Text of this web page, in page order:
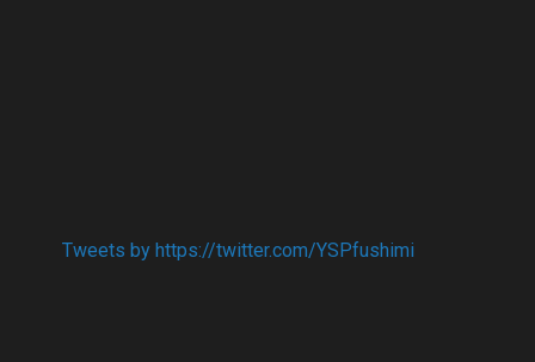
Tweets by https://twitter.com/YSPfushimi